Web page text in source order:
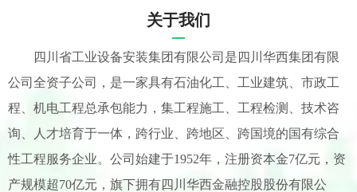
关于我们
—
四川省工业设备安装集团有限公司 是四川华西集团有限
公司全资子公司，是一家具有石油化工 工业建筑
市政工
程
机电工程总承包能力，集工程施工、工程检测、技术咨
询、人才培育于一体，跨行业、跨地区、跨国境的国有综合
性工程服务企业。公司始建于1952年，注册资本金7亿元， 资
产规模超70亿元 ， 旗下拥有四川华西金融控股股份有限公